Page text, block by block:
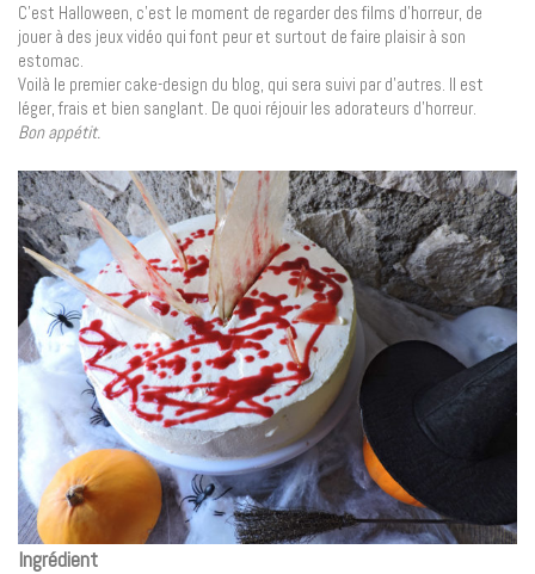
C’est Halloween, c’est le moment de regarder des films d’horreur, de
jouer à des jeux vidéo qui font peur et surtout de faire plaisir à son
estomac.
Voilà le premier cake-design du blog, qui sera suivi par d’autres. Il est
léger, frais et bien sanglant. De quoi réjouir les adorateurs d’horreur.
Bon appétit.
Ingrédient